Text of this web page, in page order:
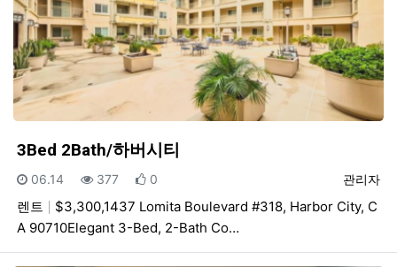
3Bed 2Bath/하버시티
등록자
관리자
등록일
06.14 조회
377 추천
0
렌트
$3,300,1437 Lomita Boulevard #318, Harbor City, C
A 90710Elegant 3-Bed, 2-Bath Co…